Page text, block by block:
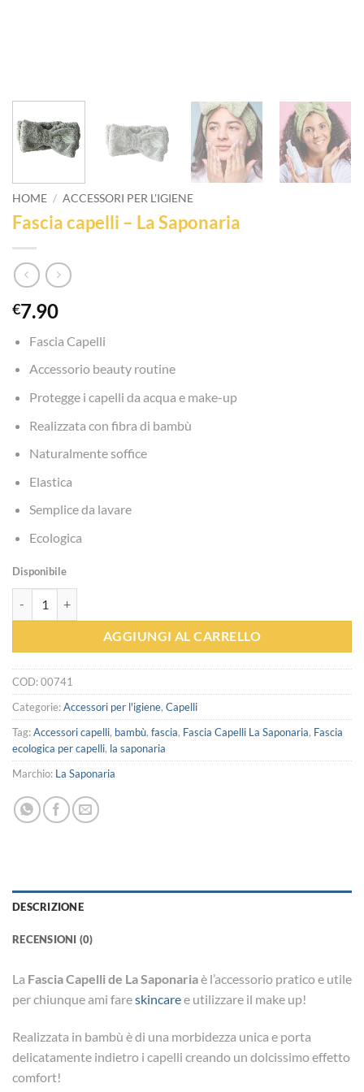
HOME / ACCESSORI PER L'IGIENE
Fascia capelli – La Saponaria
€7.90
Fascia Capelli
Accessorio beauty routine
Protegge i capelli da acqua e make-up
Realizzata con fibra di bambù
Naturalmente soffice
Elastica
Semplice da lavare
Ecologica
Disponibile
AGGIUNGI AL CARRELLO
COD:00741
Categorie:Accessori per l'igiene, Capelli
Tag:Accessori capelli, bambù, fascia, Fascia Capelli La Saponaria, Fascia
ecologica per capelli, la saponaria
Marchio: La Saponaria
DESCRIZIONE
RECENSIONI (0)
La Fascia Capelli de La Saponariaè l’accessorio pratico e utile
per chiunque ami fareskincaree utilizzare il make up!
Realizzata in bambù è di una morbidezza unica e porta
delicatamente indietro i capelli creando un dolcissimo effetto
comfort!